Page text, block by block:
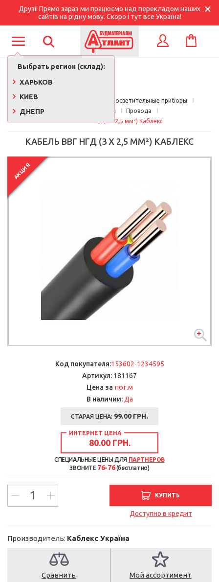
Друзі! Прямо зараз ми працюємо над перекладом наших
сайтів на рідну мову. Скоро і тут все Україна!
Выбрать регион (склад):
ХАРЬКОВ
КИЕВ
ДНЕПР
КОРЗИНА
Главная
Электротовары и осветительные приборы
Электротовары
Провода
Кабель ВВГ нгд (3 х 2,5 мм²) Каблекс
КАБЕЛЬ ВВГ НГД (3 Х 2,5 ММ²) КАБЛЕКС
АКЦИЯ
Код покупателя:153602-1234595
Артикул: 181167
Цена за пог.м
В наличии: Да
СТАРАЯ ЦЕНА: 99.00ГРН.
ИНТЕРНЕТ ЦЕНА
80.00 ГРН.
СПЕЦИАЛЬНЫЕ ЦЕНЫ ДЛЯ ПАРТНЕРОВ
ЗВОНИТЕ 76-76(бесплатно)
КУПИТЬ
Доступно в кредит
Производитель: Каблекс Україна
Сравнить Мой ассортимент